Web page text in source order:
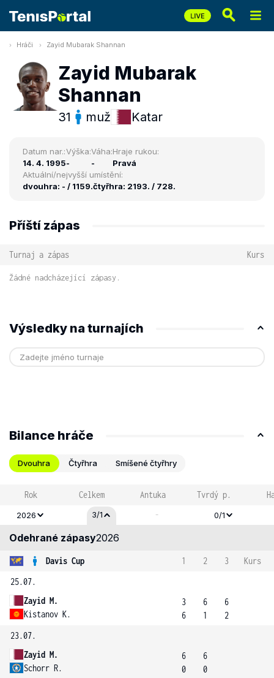
Hráči Zayid Mubarak Shannan
Zayid Mubarak
Shannan
31 muž Katar
Datum nar.:
14. 4. 1995
Výška:
-
Váha:
-
Hraje rukou:
Pravá
Aktuální/nejvyšší umístění:
dvouhra: - / 1159.čtyřhra: 2193. / 728.
Příští zápas
Turnaj a zápas Kurs
Žádné nadcházející zápasy.
Výsledky na turnajích
Bilance hráče
Dvouhra Čtyřhra Smíšené čtyřhry
Rok Celkem Antuka Tvrdý p.
2026 3/1 - 0/1
Odehrané zápasy2026
Davis Cup 1 2 3
Kurs
25.07.
Zayid M.
Kistanov K.
3
6
6
1
6
2
23.07.
Zayid M.
Schorr R.
6
0
6
0